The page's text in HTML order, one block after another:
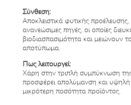
Σύνθεση:
Αποκλειστικά φυτικής
ανανεώσιμες πηγές, οι οποίες
βιοδιασπασιμότητα και μειώνουν
αποτύπωμα.
Πως λειτουργεί:
Χάρη στην τριπλή συμπύκνωση
προσφέρει απολύμανση και
μικρότερη ποσότητα προϊόντος.